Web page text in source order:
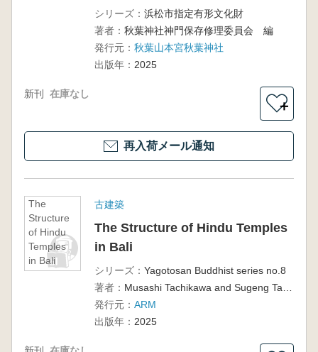
シリーズ： 浜松市指定有形文化財
著者： 秋葉神社神門保存修理委員会 編
発行元： 秋葉山本宮秋葉神社
出版年： 2025
新刊 在庫なし
＋
再入荷メール通知
The
Structure
of Hindu
Temples
in Bali
古建築
The Structure of Hindu Temples
in Bali
シリーズ： Yagotosan Buddhist series no.8
著者：
発行元： ARM
出版年： 2025